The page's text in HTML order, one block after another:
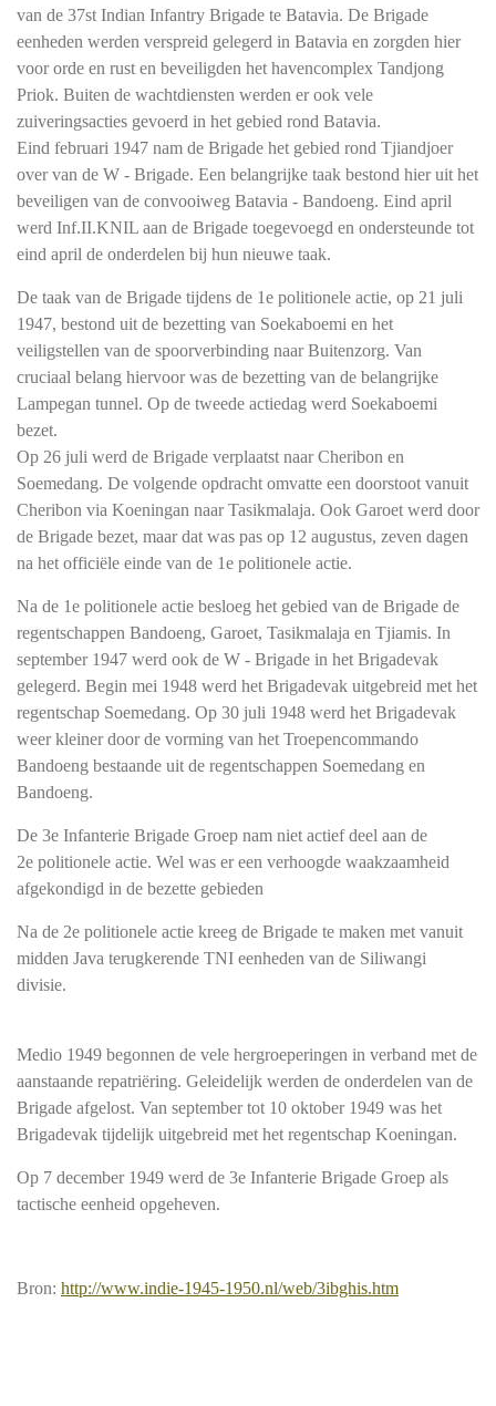
van de 37st Indian Infantry Brigade te Batavia. De Brigade
eenheden werden verspreid gelegerd in Batavia en zorgden hier
voor orde en rust en beveiligden het havencomplex Tandjong
Priok. Buiten de wachtdiensten werden er ook vele
zuiveringsacties gevoerd in het gebied rond Batavia.
Eind februari 1947 nam de Brigade het gebied rond Tjiandjoer
over van de W - Brigade. Een belangrijke taak bestond hier uit het
beveiligen van de convooiweg Batavia - Bandoeng. Eind april
werd Inf.II.KNIL aan de Brigade toegevoegd en ondersteunde tot
eind april de onderdelen bij hun nieuwe taak.
De taak van de Brigade tijdens de 1e politionele actie, op 21 juli
1947, bestond uit de bezetting van Soekaboemi en het
veiligstellen van de spoorverbinding naar Buitenzorg. Van
cruciaal belang hiervoor was de bezetting van de belangrijke
Lampegan tunnel. Op de tweede actiedag werd Soekaboemi
bezet.
Op 26 juli werd de Brigade verplaatst naar Cheribon en
Soemedang. De volgende opdracht omvatte een doorstoot vanuit
Cheribon via Koeningan naar Tasikmalaja. Ook Garoet werd door
de Brigade bezet, maar dat was pas op 12 augustus, zeven dagen
na het officiële einde van de 1e politionele actie.
Na de 1e politionele actie besloeg het gebied van de Brigade de
regentschappen Bandoeng, Garoet, Tasikmalaja en Tjiamis. In
september 1947 werd ook de W - Brigade in het Brigadevak
gelegerd. Begin mei 1948 werd het Brigadevak uitgebreid met het
regentschap Soemedang. Op 30 juli 1948 werd het Brigadevak
weer kleiner door de vorming van het Troepencommando
Bandoeng bestaande uit de regentschappen Soemedang en
Bandoeng.
De 3e Infanterie Brigade Groep nam niet actief deel aan de
2e politionele actie. Wel was er een verhoogde waakzaamheid
afgekondigd in de bezette gebieden
Na de 2e politionele actie kreeg de Brigade te maken met vanuit
midden Java terugkerende TNI eenheden van de Siliwangi
divisie.
Medio 1949 begonnen de vele hergroeperingen in verband met de
aanstaande repatriëring. Geleidelijk werden de onderdelen van de
Brigade afgelost. Van september tot 10 oktober 1949 was het
Brigadevak tijdelijk uitgebreid met het regentschap Koeningan.
Op 7 december 1949 werd de 3e Infanterie Brigade Groep als
tactische eenheid opgeheven.
Bron: http://www.indie-1945-1950.nl/web/3ibghis.htm